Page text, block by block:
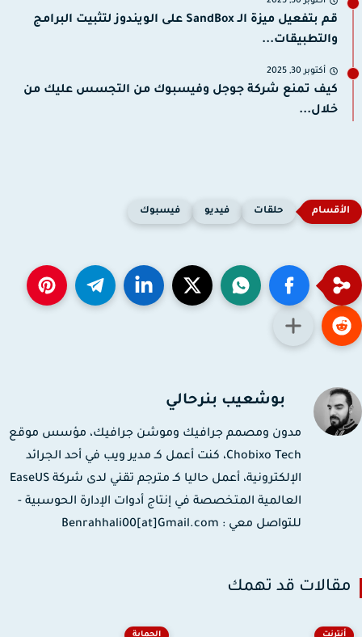
قم بتفعيل ميزة الـ SandBox على الويندوز لتثبيت البرامج
والتطبيقات...
أكتوبر 30, 2025
كيف تمنع شركة جوجل وفيسبوك من التجسس عليك من
خلال...
حلقات فيديو فيسبوك
بوشعيب بنرحالي
مدون ومصمم جرافيك وموشن جرافيك، مؤسس موقع
Chobixo Tech، كنت أعمل كـ مدير ويب في أحد الجرائد
الإلكترونية، أعمل حاليا كـ مترجم تقني لدى شركة EaseUS
العالمية المتخصصة في إنتاج أدوات الإدارة الحوسبية -
للتواصل معي : Benrahhali00[at]Gmail.com
قد تهمك
أنترنت الحماية